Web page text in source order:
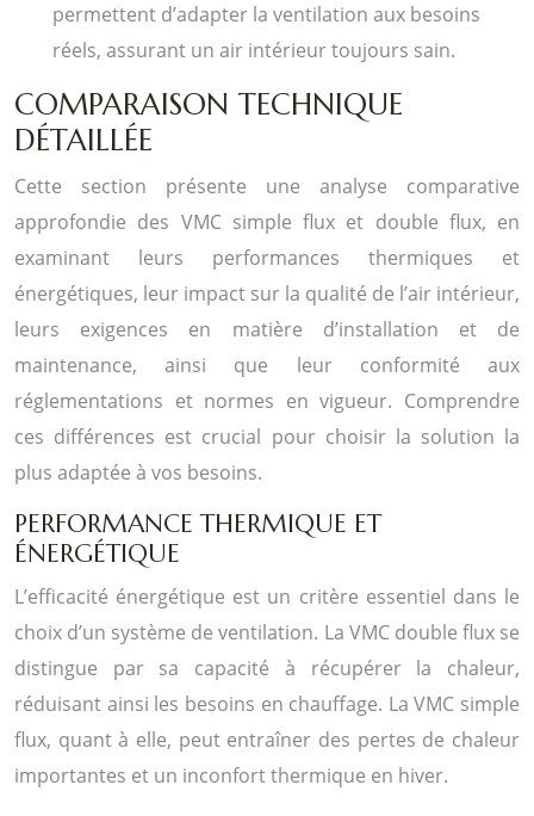
permettent d’adapter la ventilation aux besoins
réels, assurant un air intérieur toujours sain.
COMPARAISON TECHNIQUE
DÉTAILLÉE
Cette section présente une analyse comparative
approfondie des VMC simple flux et double flux, en
examinant leurs performances thermiques et
énergétiques, leur impact sur la qualité de l’air intérieur,
leurs exigences en matière d’installation et de
maintenance, ainsi que leur conformité aux
réglementations et normes en vigueur. Comprendre
ces différences est crucial pour choisir la solution la
plus adaptée à vos besoins.
PERFORMANCE THERMIQUE ET
ÉNERGÉTIQUE
L’efficacité énergétique est un critère essentiel dans le
choix d’un système de ventilation. La VMC double flux se
distingue par sa capacité à récupérer la chaleur,
réduisant ainsi les besoins en chauffage. La VMC simple
flux, quant à elle, peut entraîner des pertes de chaleur
importantes et un inconfort thermique en hiver.